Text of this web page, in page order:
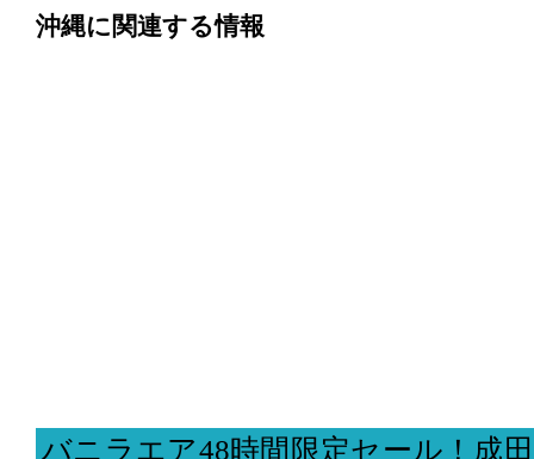
沖縄に関連する情報
バニラエア48時間限定セール！成